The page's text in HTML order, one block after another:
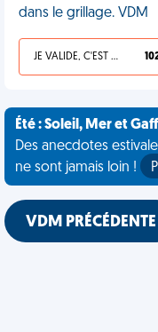
dans le grillage. VDM
JE VALIDE, C'EST UNE VDM
Été : Soleil, Mer et
Des anecdotes
ne sont jamais loin !
VDM PRÉCÉDENTE